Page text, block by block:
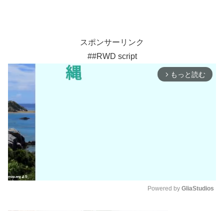
スポンサーリンク
##RWD script
arrow_forward_ios もっと読む
Powered by GliaStudios